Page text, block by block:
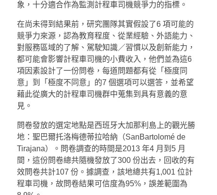
象，十分適合作為監測計程車司機競爭力的指標。
在尚未得到結果前，研究團隊其實假設了6 項可能的
競爭力來源，認為教育程度、從業經驗、外語能力、
對服務區域的了解、駕駛知識／習慣以及創新能力，
都可能會影響計程車司機的小費收入，他們並為這6
項因素設計了一份問卷，每道問題都有從「極度同
意」到「極度不同意」的7 個選項可以選答，並希望
藉此從廣大的計程車司機群中蒐集到具有意義的意
見。
問卷發放的選定地點是西班牙大加那利島上的觀光勝
地：聖巴爾托洛梅德蒂拉哈納（SanBartolomé de
Tirajana）。問卷調查的時間是2013 年4 月到5 月
間，這份問卷總共隨機發放了300 份出去，回收的有
效問卷共計107 份。據調查，該地總共有1,001 位計
程車司機，故問卷結果可信度為95%，誤差範圍為